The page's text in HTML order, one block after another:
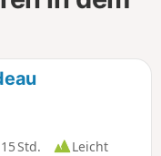
Std.
Leicht